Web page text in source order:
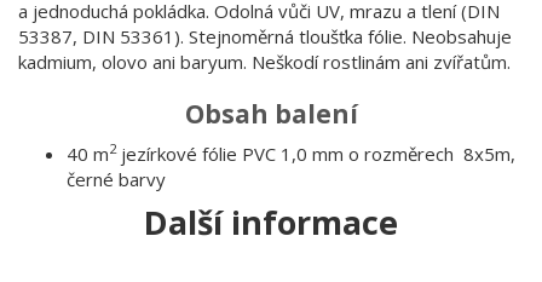
a jednoduchá pokládka. Odolná vůči UV, mrazu a tlení (DIN
53387, DIN 53361). Stejnoměrná tloušťka fólie. Neobsahuje
kadmium, olovo ani baryum. Neškodí rostlinám ani zvířatům.
Obsah balení
40 m2jezírkové fólie PVC 1,0 mm o rozměrech 8x5m,
černé barvy
Další informace